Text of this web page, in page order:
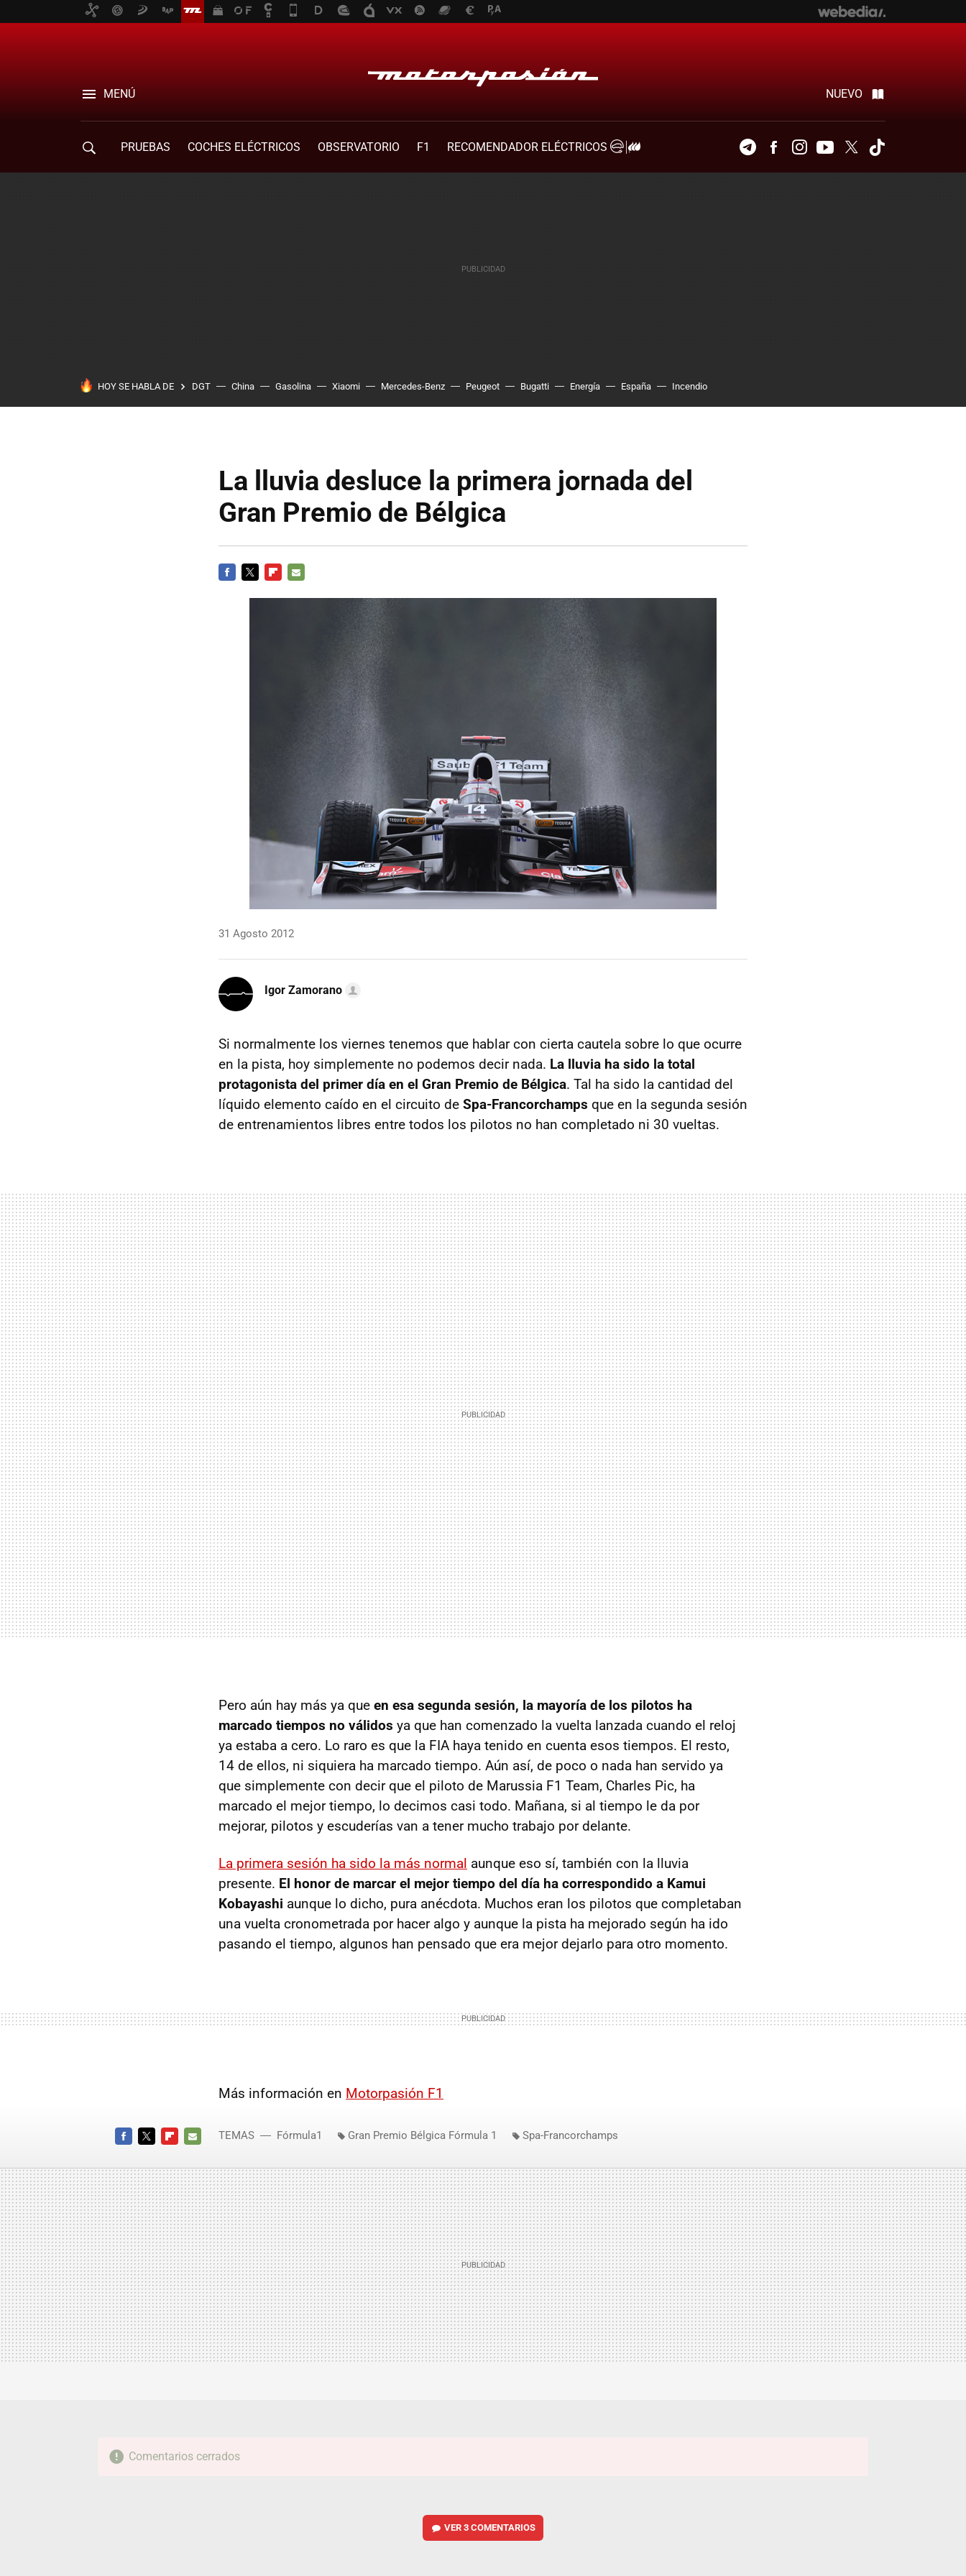
MENÚ NUEVO
PRUEBAS COCHES ELÉCTRICOS OBSERVATORIO F1
RECOMENDADOR ELÉCTRICOS
TelegramFacebookInstagramYoutubeTwitter
HOY SE HABLA DE DGT China Gasolina Xiaomi Mercedes-Benz Peugeot Bugatti Energía España Incendio
La lluvia desluce la primera jornada del
Gran Premio de Bélgica
31 Agosto 2012
Igor Zamorano
Si normalmente los viernes tenemos que hablar con cierta cautela sobre lo que ocurre
en la pista, hoy simplemente no podemos decir nada. La lluvia ha sido la total
protagonista del primer día en el Gran Premio de Bélgica. Tal ha sido la cantidad del
líquido elemento caído en el circuito de Spa-Francorchamps que en la segunda sesión
de entrenamientos libres entre todos los pilotos no han completado ni 30 vueltas.
Pero aún hay más ya que en esa segunda sesión, la mayoría de los pilotos ha
marcado tiempos no válidos ya que han comenzado la vuelta lanzada cuando el reloj
ya estaba a cero. Lo raro es que la FIA haya tenido en cuenta esos tiempos. El resto,
14 de ellos, ni siquiera ha marcado tiempo. Aún así, de poco o nada han servido ya
que simplemente con decir que el piloto de Marussia F1 Team, Charles Pic, ha
marcado el mejor tiempo, lo decimos casi todo. Mañana, si al tiempo le da por
mejorar, pilotos y escuderías van a tener mucho trabajo por delante.
La primera sesión ha sido la más normal aunque eso sí, también con la lluvia
presente. El honor de marcar el mejor tiempo del día ha correspondido a Kamui
Kobayashi aunque lo dicho, pura anécdota. Muchos eran los pilotos que completaban
una vuelta cronometrada por hacer algo y aunque la pista ha mejorado según ha ido
pasando el tiempo, algunos han pensado que era mejor dejarlo para otro momento.
Más información en Motorpasión F1
MAIL
TEMAS Fórmula1 Gran Premio Bélgica Fórmula 1 Spa-Francorchamps
Comentarios cerrados
VER3 COMENTARIOS